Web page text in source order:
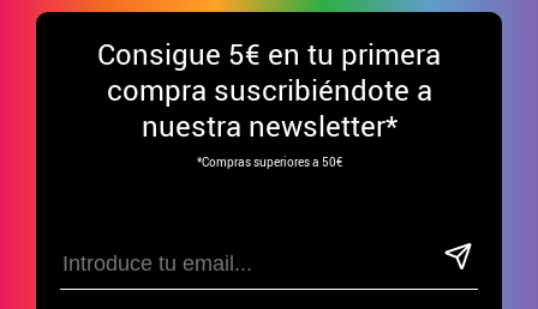
Consigue 5€ en tu primera
compra suscribiéndote a
nuestra newsletter*
*Compras superiores a 50€